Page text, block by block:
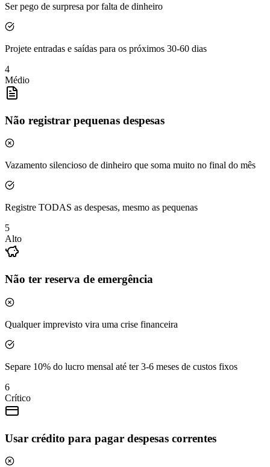
Ser pego de surpresa por falta de dinheiro
Projete entradas e saídas para os próximos 30-60 dias
4
Médio
Não registrar pequenas despesas
Vazamento silencioso de dinheiro que soma muito no final do mês
Registre TODAS as despesas, mesmo as pequenas
5
Alto
Não ter reserva de emergência
Qualquer imprevisto vira uma crise financeira
Separe 10% do lucro mensal até ter 3-6 meses de custos fixos
6
Crítico
Usar crédito para pagar despesas correntes